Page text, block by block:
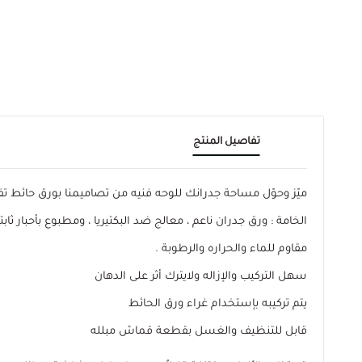
تفاصيل المنتج
ميّز وحوّل مساحة جدرانك للوحه فنيه من تصاميمنا بورق
الخامة : ورق جدران ناعم ، معالج ضد البكتيريا ، ومطبوع بأحبار
مقاوم للماء والحراره والرطوبة .
سهل التركيب والإزاله ولايترك أثر على الدهان
يتم تركيبه بإستخدام غراء ورق الحائط
قابل للتنظيف والغسل بقطعة قماش مبلله